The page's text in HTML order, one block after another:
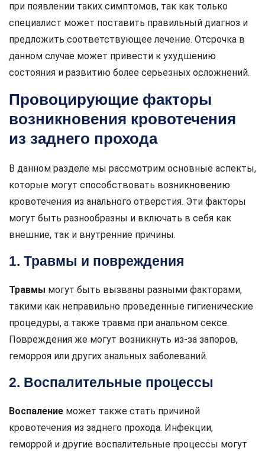
при появлении таких симптомов, так как только
специалист может поставить правильный диагноз и
предложить соответствующее лечение. Отсрочка в
данном случае может привести к ухудшению
состояния и развитию более серьезных осложнений.
Провоцирующие факторы
возникновения кровотечения
из заднего прохода
В данном разделе мы рассмотрим основные аспекты,
которые могут способствовать возникновению
кровотечения из анального отверстия. Эти факторы
могут быть разнообразны и включать в себя как
внешние, так и внутренние причины.
1. Травмы и повреждения
Травмы могут быть вызваны разными факторами,
такими как неправильно проведенные гигиенические
процедуры, а также травма при анальном сексе.
Повреждения же могут возникнуть из-за запоров,
геморроя или других анальных заболеваний.
2. Воспалительные процессы
Воспаление может также стать причиной
кровотечения из заднего прохода. Инфекции,
геморрой и другие воспалительные процессы могут